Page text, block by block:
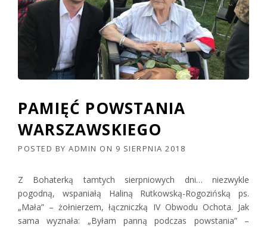
PAMIĘĆ POWSTANIA
WARSZAWSKIEGO
POSTED BY ADMIN ON 9 SIERPNIA 2018
Z Bohaterką tamtych sierpniowych dni… niezwykle
pogodną, wspaniałą Haliną Rutkowską-Rogozińską ps.
„Mała” – żołnierzem, łączniczką IV Obwodu Ochota. Jak
sama wyznała: „Byłam panną podczas powstania” –